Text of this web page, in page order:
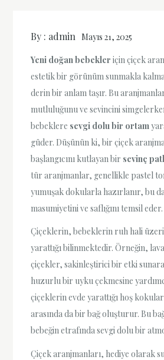
By : admin Mayıs 21, 2025
Yeni doğan bebekler için çiçek
estetik bir görünüm sunmakla
derin bir anlam taşır. Bu
mutluluğunu ve sevincini
bebeklere sevgi dolu bir ortam
güder. Düşünün ki, bir çiçek
başlangıcını kutlayan bir sevinç
tür aranjmanlar, genellikle pastel
yumuşak dokularla hazırlanır, bu
masumiyetini ve saflığını temsil eder.
Çiçeklerin, bebeklerin ruh hali
yarattığı bilinmektedir. Örneğin,
çiçekler, sakinleştirici bir etki
huzurlu bir uyku çekmesine
çiçeklerin evde yarattığı hoş
arasında da bir bağ oluşturur. Bu
bebeğin etrafında sevgi dolu bir
Çiçek aranjmanları, hediye olarak